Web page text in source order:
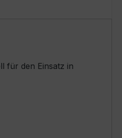
für den Einsatz in